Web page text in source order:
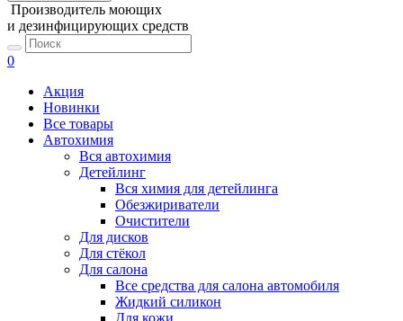
Производитель моющих
и дезинфицирующих средств
0
Акция
Новинки
Все товары
Автохимия
Вся автохимия
Детейлинг
Вся химия для детейлинга
Обезжириватели
Очистители
Для дисков
Для стёкол
Для салона
Все средства для салона автомобиля
Жидкий силикон
Для кожи